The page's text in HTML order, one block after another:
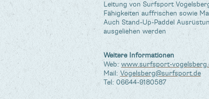
Leitung von Surfsport
Fähigkeiten auffrischen sowie
Auch Stand-Up-Paddel
ausgeliehen werden
Weitere Informationen
Web: www.surfsport-
Mail: Vogelsberg@surfsport.de
Tel: 06644-9180587